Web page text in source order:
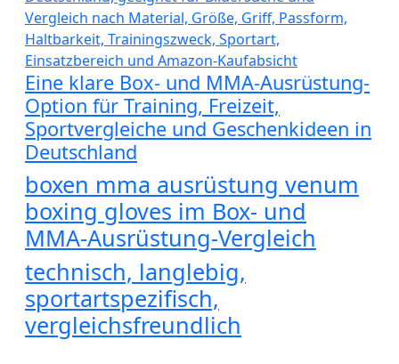
Eine klare Box- und MMA-Ausrüstung-
Option für Training, Freizeit,
Sportvergleiche und Geschenkideen in
Deutschland
boxen mma ausrüstung venum
boxing gloves im Box- und
MMA-Ausrüstung-Vergleich
technisch, langlebig,
sportartspezifisch,
vergleichsfreundlich